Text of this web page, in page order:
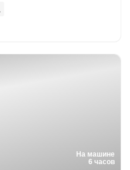
На машине
6 часов